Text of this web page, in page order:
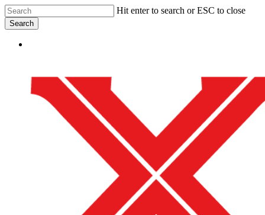
Skip
to
main
content
Hit enter to search or ESC to close
Search
Search